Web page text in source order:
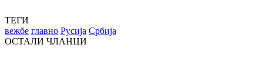
ТЕГИ
вежбе главно Русија Србија
ОСТАЛИ ЧЛАНЦИ